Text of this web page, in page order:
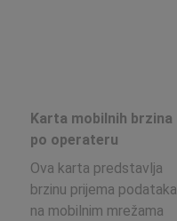
Karta mobilnih brzina
po operateru
Ova karta predstavlja
brzinu prijema podataka
na mobilnim mrežama